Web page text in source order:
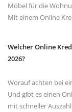
Möbel für die
Mit einem Online
Welcher Online
2026?
Worauf achten bei
Und gibt es einen
mit schneller